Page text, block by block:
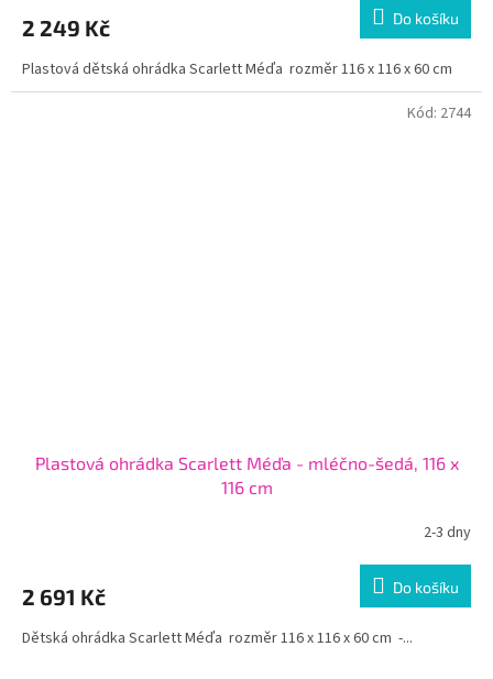
2 249 Kč Do košíku
Plastová dětská ohrádka Scarlett Méďa rozměr 116 x 116 x 60 cm
Plastová ohrádka Scarlett Méďa - mléčno-šedá, 116 x
116 cm
2-3 dny
2 691 Kč Do košíku
Dětská ohrádka Scarlett Méďa rozměr 116 x 116 x 60 cm -...
Kód: 2744